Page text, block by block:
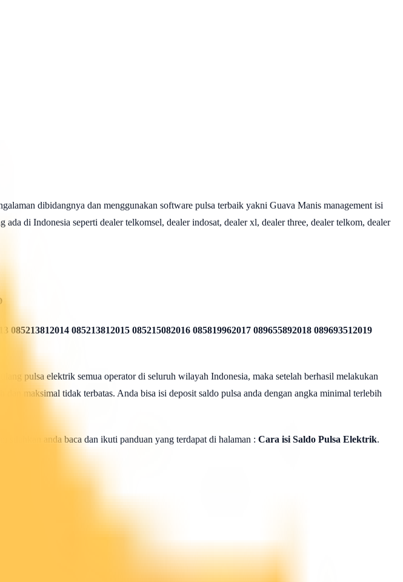
dibidangnya dan menggunakan software pulsa terbaik yakni Guava Manis management isi
di Indonesia seperti dealer telkomsel, dealer indosat, dealer xl, dealer three, dealer telkom, dealer
085213812014 085213812015 085215082016 085819962017 089655892018 089693512019
pulsa elektrik semua operator di seluruh wilayah Indonesia, maka setelah berhasil melakukan
maksimal tidak terbatas. Anda bisa isi deposit saldo pulsa anda dengan angka minimal terlebih
silahkan anda baca dan ikuti panduan yang terdapat di halaman : Cara isi Saldo Pulsa Elektrik.